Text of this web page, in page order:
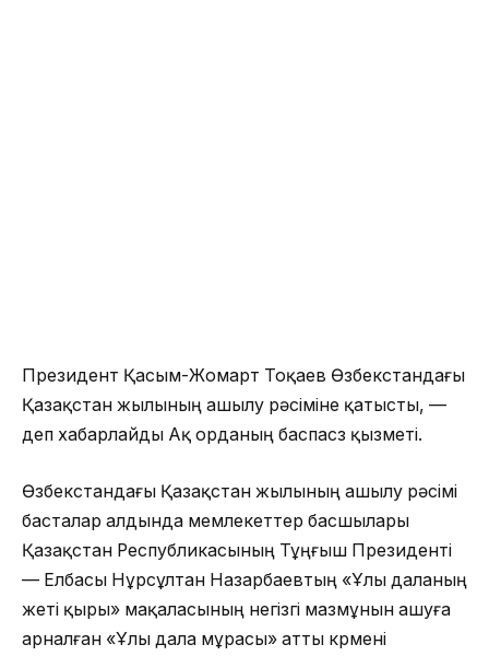
Президент Қасым-Жомарт Тоқаев Өзбекстандағы
Қазақстан жылының ашылу рәсіміне қатысты, —
деп хабарлайды Ақ орданың баспасөз қызметі.
Өзбекстандағы Қазақстан жылының ашылу рәсімі
басталар алдында мемлекеттер басшылары
Қазақстан Республикасының Тұңғыш Президенті
— Елбасы Нұрсұлтан Назарбаевтың «Ұлы даланың
жеті қыры» мақаласының негізгі мазмұнын ашуға
арналған «Ұлы дала мұрасы» атты көрмені